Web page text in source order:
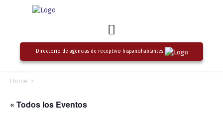
Directorio de agencias de receptivo hispanohablantes
Home
« Todos los Eventos